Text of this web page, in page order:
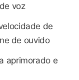
voz
de
de ouvido
aprimorado e